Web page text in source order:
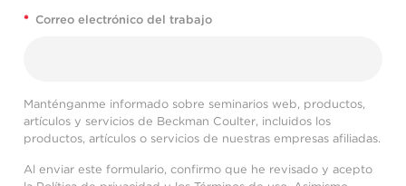
* Correo electrónico del trabajo
Manténganme informado sobre seminarios web, productos,
artículos y servicios de Beckman Coulter, incluidos los
productos, artículos o servicios de nuestras empresas afiliadas.
Al enviar este formulario, confirmo que he revisado y acepto